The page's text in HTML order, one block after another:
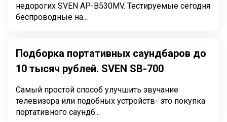
недорогих SVEN AP-B530MV. Тестируемые сегодня
беспроводные на...
Подборка портативных саундбаров до
10 тысяч рублей. SVEN SB-700
Самый простой способ улучшить звучание
телевизора или подобных устройств- это покупка
портативного саундб...